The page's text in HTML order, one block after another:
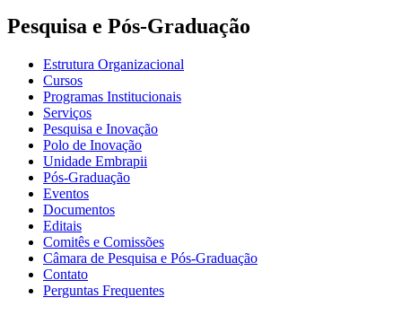
Pesquisa e Pós-Graduação
Estrutura Organizacional
Cursos
Programas Institucionais
Serviços
Pesquisa e Inovação
Polo de Inovação
Unidade Embrapii
Pós-Graduação
Eventos
Documentos
Editais
Comitês e Comissões
Câmara de Pesquisa e Pós-Graduação
Contato
Perguntas Frequentes